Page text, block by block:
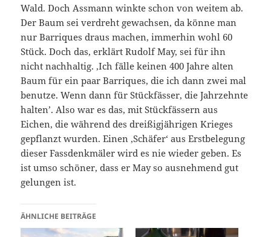
Wald. Doch Assmann winkte schon von weitem ab.
Der Baum sei verdreht gewachsen, da könne man
nur Barriques draus machen, immerhin wohl 60
Stück. Doch das, erklärt Rudolf May, sei für ihn
nicht nachhaltig. ‚Ich fälle keinen 400 Jahre alten
Baum für ein paar Barriques, die ich dann zwei mal
benutze. Wenn dann für Stückfässer, die Jahrzehnte
halten’. Also war es das, mit Stückfässern aus
Eichen, die während des dreißigjährigen Krieges
gepflanzt wurden. Einen ‚Schäfer‘ aus Erstbelegung
dieser Fassdenkmäler wird es nie wieder geben. Es
ist umso schöner, dass er May so ausnehmend gut
gelungen ist.
ÄHNLICHE BEITRÄGE